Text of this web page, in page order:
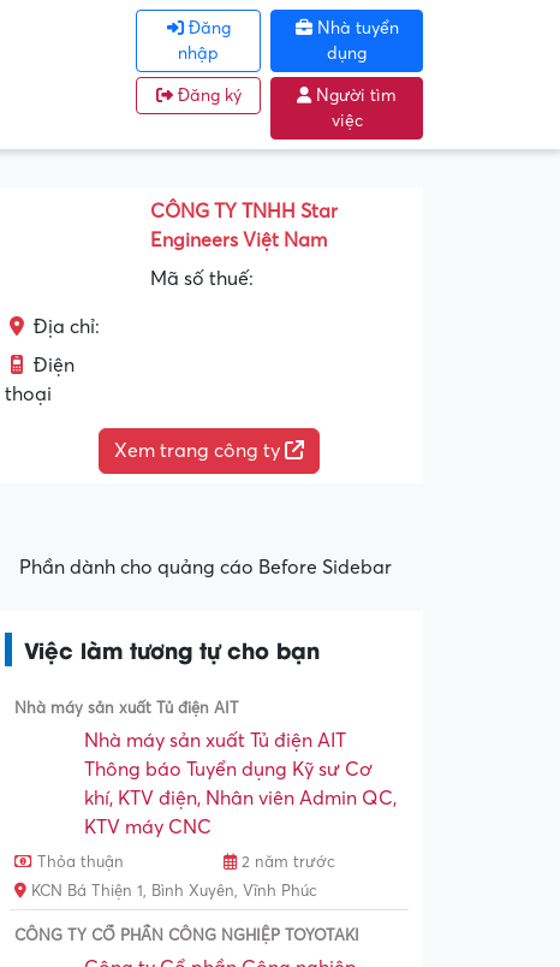
Đăng
nhập
Đăng ký
Nhà tuyển
dụng
Người tìm
việc
CÔNG TY TNHH Star
Engineers Việt Nam
Mã số thuế:
Địa chỉ:
Điện
thoại
Xem trang công ty
Phần dành cho quảng cáo Before Sidebar
Việc làm tương tự cho bạn
Nhà máy sản xuất Tủ điện AIT
Nhà máy sản xuất Tủ điện AIT
Thông báo Tuyển dụng Kỹ sư Cơ
khí, KTV điện, Nhân viên Admin QC,
KTV máy CNC
Thỏa thuận
2 năm trước
KCN Bá Thiện 1, Bình Xuyên, Vĩnh Phúc
CÔNG TY CỔ PHẦN CÔNG NGHIỆP TOYOTAKI